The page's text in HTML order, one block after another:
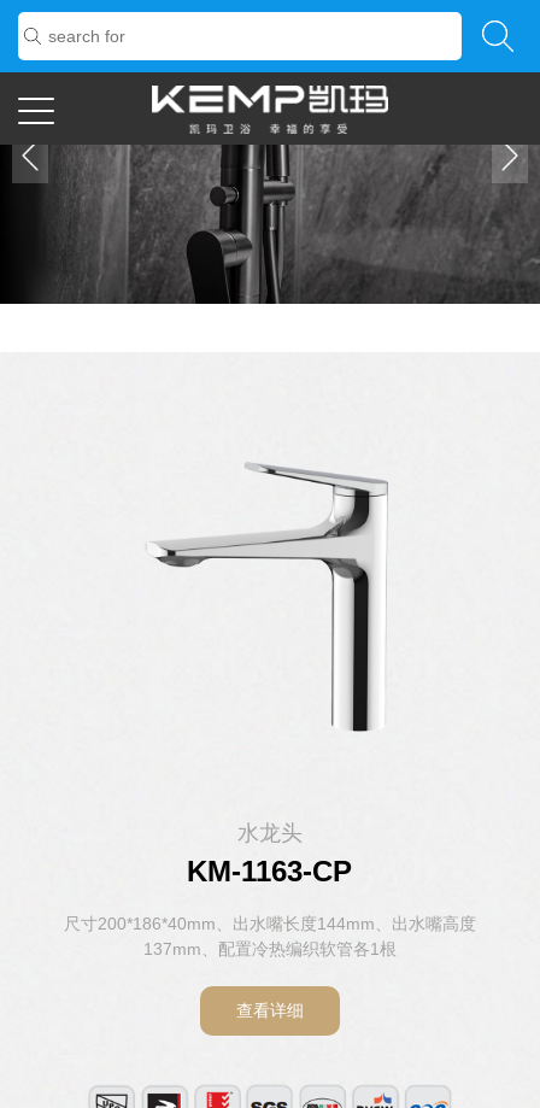
水龙头
KM-1163-CP
尺寸200*186*40mm、出水嘴长度144mm、出水嘴高度
137mm、配置冷热编织软管各1根
查看详细
水龙头
KM-1103-CP
尺寸161*156*50mm、出水嘴长度110mm、出水嘴高度
100mm、配置冷热编织软管各1根
查看详细
水龙头
KM-1104-CP
尺寸148*157*52mm、出水嘴长度112mm、出水嘴高度98mm、
配置冷热编织软管各1根
查看详细
水龙头
KM-1143-CP
尺寸165*159*49mm、出水嘴长度122mm、出水嘴高度
106mm、配置冷热编织软管各1根
查看详细
水龙头
KM-1146H-CP
尺寸242*192*44mm、出水嘴长度160mm、出水嘴高度
119mm、配置冷热编织软管各1根
查看详细
水龙头
KM-8807
尺寸 140*188*54.5mm、出水嘴长度142mm、出水嘴高度
120mm、配置 冷热编织软管各1根，感应阀1套
查看详细